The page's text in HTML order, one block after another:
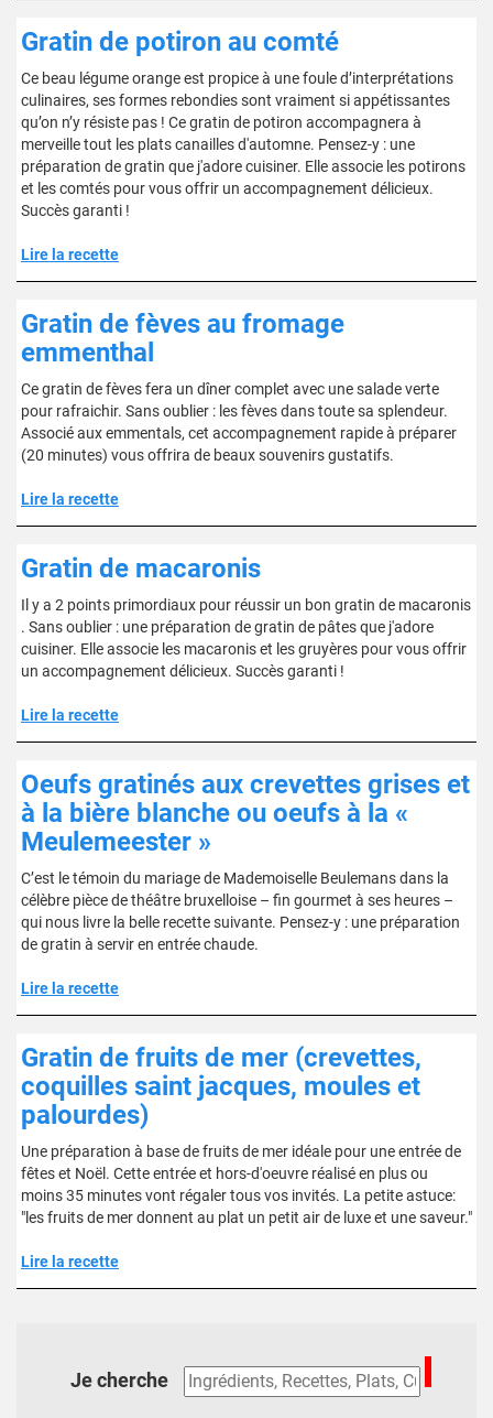
Gratin de potiron au comté
Ce beau légume orange est propice à une foule d’interprétations
culinaires, ses formes rebondies sont vraiment si appétissantes
qu’on n’y résiste pas ! Ce gratin de potiron accompagnera à
merveille tout les plats canailles d'automne. Pensez-y : une
préparation de gratin que j'adore cuisiner. Elle associe les potirons
et les comtés pour vous offrir un accompagnement délicieux.
Succès garanti !
Lire la recette
Gratin de fèves au fromage
emmenthal
Ce gratin de fèves fera un dîner complet avec une salade verte
pour rafraichir. Sans oublier : les fèves dans toute sa splendeur.
Associé aux emmentals, cet accompagnement rapide à préparer
(20 minutes) vous offrira de beaux souvenirs gustatifs.
Lire la recette
Gratin de macaronis
Il y a 2 points primordiaux pour réussir un bon gratin de macaronis
. Sans oublier : une préparation de gratin de pâtes que j'adore
cuisiner. Elle associe les macaronis et les gruyères pour vous offrir
un accompagnement délicieux. Succès garanti !
Lire la recette
Oeufs gratinés aux crevettes grises et
à la bière blanche ou oeufs à la «
Meulemeester »
C’est le témoin du mariage de Mademoiselle Beulemans dans la
célèbre pièce de théâtre bruxelloise – fin gourmet à ses heures –
qui nous livre la belle recette suivante. Pensez-y : une préparation
de gratin à servir en entrée chaude.
Lire la recette
Gratin de fruits de mer (crevettes,
coquilles saint jacques, moules et
palourdes)
Une préparation à base de fruits de mer idéale pour une entrée de
fêtes et Noël. Cette entrée et hors-d'oeuvre réalisé en plus ou
moins 35 minutes vont régaler tous vos invités. La petite astuce:
"les fruits de mer donnent au plat un petit air de luxe et une saveur."
Lire la recette
Je cherche